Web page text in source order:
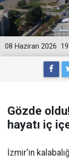
08 Haziran 2026
Gözde
hayatı iç
İzmir'in